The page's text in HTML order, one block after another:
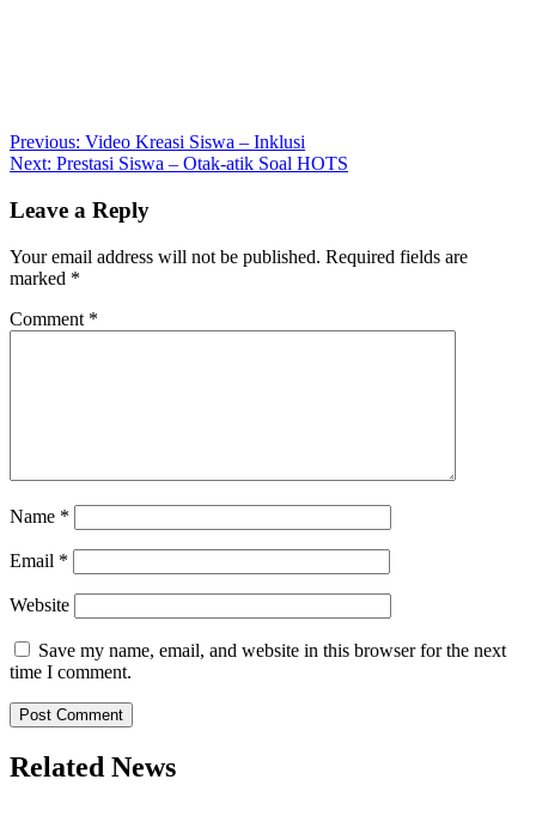
Post
navigation
Previous: Video Kreasi Siswa – Inklusi
Next: Prestasi Siswa – Otak-atik Soal HOTS
Leave a Reply
Your email address will not be published. Required fields are
marked *
Comment *
Name *
Email *
Website
Save my name, email, and website in this browser for the next
time I comment.
Related News